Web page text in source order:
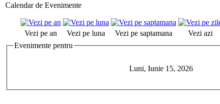
Calendar de Evenimente
Vezi pe an Vezi pe luna Vezi pe saptamana
Vezi azi
Evenimente pentru
Luni, Iunie 15, 2026